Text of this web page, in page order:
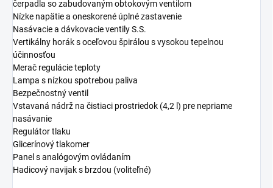
čerpadla so zabudovaným obtokovým ventilom
Nízke napätie a oneskorené úplné zastavenie
Nasávacie a dávkovacie ventily S.S.
Vertikálny horák s oceľovou špirálou s vysokou tepelnou
účinnosťou
Merač regulácie teploty
Lampa s nízkou spotrebou paliva
Bezpečnostný ventil
Vstavaná nádrž na čistiaci prostriedok (4,2 l) pre nepriame
nasávanie
Regulátor tlaku
Glicerínový tlakomer
Panel s analógovým ovládaním
Hadicový navijak s brzdou (voliteľné)